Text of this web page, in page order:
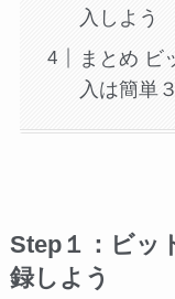
入しよう
まとめ ビ
入は簡単
Step１：ビッ
録しよう